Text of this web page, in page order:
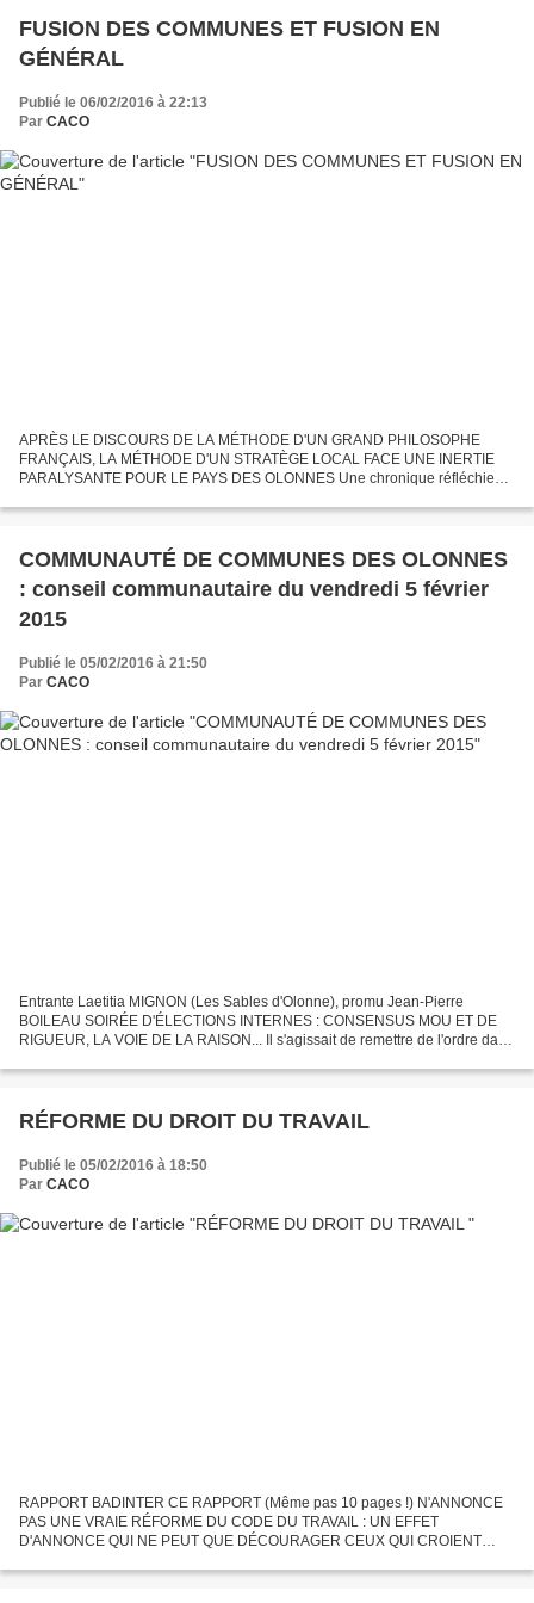
FUSION DES COMMUNES ET FUSION EN
GÉNÉRAL
Publié le 06/02/2016 à 22:13
Par CACO
APRÈS LE DISCOURS DE LA MÉTHODE D'UN GRAND PHILOSOPHE
FRANÇAIS, LA MÉTHODE D'UN STRATÈGE LOCAL FACE UNE INERTIE
PARALYSANTE POUR LE PAYS DES OLONNES Une chronique réfléchie
face...
COMMUNAUTÉ DE COMMUNES DES OLONNES
: conseil communautaire du vendredi 5 février
2015
Publié le 05/02/2016 à 21:50
Par CACO
Entrante Laetitia MIGNON (Les Sables d'Olonne), promu Jean-Pierre
BOILEAU SOIRÉE D'ÉLECTIONS INTERNES : CONSENSUS MOU ET DE
RIGUEUR, LA VOIE DE LA RAISON... Il s'agissait de remettre de l'ordre dans
RÉFORME DU DROIT DU TRAVAIL
Publié le 05/02/2016 à 18:50
Par CACO
RAPPORT BADINTER CE RAPPORT (Même pas 10 pages !) N'ANNONCE
PAS UNE VRAIE RÉFORME DU CODE DU TRAVAIL : UN EFFET
D'ANNONCE QUI NE PEUT QUE DÉCOURAGER CEUX QUI CROIENT
rapport que nous avons mis en ligne...